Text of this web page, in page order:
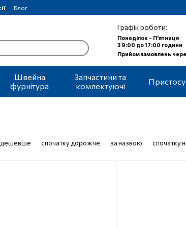
Блог
Графік роботи:
Понеділок - П'ятниця
З 9:00 до 17:00 години
Прийом замовлень
Швейна
фурнітура
Запчастини та
комлектуючі
дешевше спочатку дорожче за назвою спочатку